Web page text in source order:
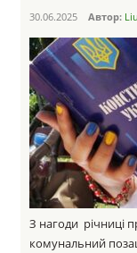
30.06.2025 Автор:
З нагоди річниці
комунальний